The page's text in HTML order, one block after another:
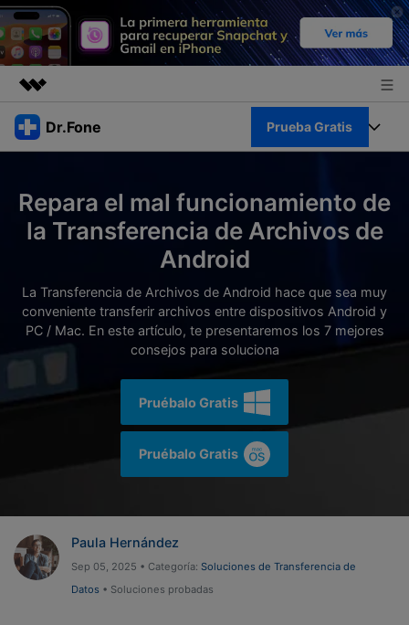
Productos destacados
Resumen
Soluciones
Quiénes somos
Tienda
Dr.Fone Prueba Gratis
Ver Kit Completo >
Productos
Para Celular
Herramientas Online
Más
Descubre lo mejor de Dr.Fone
Blog
Reparación de Móviles
Encuentra Más Soluciones
Desbloqueo FRP en Android 16
Repara el mal funcionamiento de
la Transferencia de Archivos de
Android
La Transferencia de Archivos de Android hace que sea muy
conveniente transferir archivos entre dispositivos Android y
PC / Mac. En este artículo, te presentaremos los 7 mejores
consejos para soluciona
Pruébalo Gratis
Pruébalo Gratis
Paula Hernández
Sep 05, 2025 • Categoría: Soluciones de Transferencia de
Datos• Soluciones probadas